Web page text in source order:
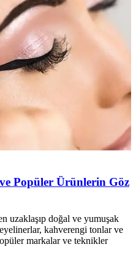
Popüler Ürünlerin Göz
uzaklaşıp doğal ve yumuşak
kahverengi tonlar ve
markalar ve teknikler